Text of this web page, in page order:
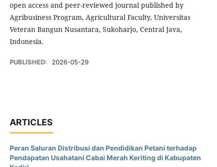
open access and peer-reviewed journal published by
Agribusiness Program, Agricultural Faculty, Universitas
Veteran Bangun Nusantara, Sukoharjo, Central Java,
Indonesia.
PUBLISHED: 2026-05-29
ARTICLES
Peran Saluran Distribusi dan Pendidikan Petani terhadap
Pendapatan Usahatani Cabai Merah Keriting di Kabupaten